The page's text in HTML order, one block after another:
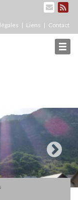
Liens Contact